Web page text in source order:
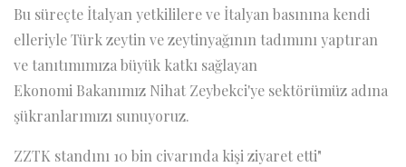
Bu süreçte İtalyan yetkililere ve İtalyan basınına kendi
elleriyle Türk zeytin ve zeytinyağının tadımını yaptıran
ve tanıtımımıza büyük katkı sağlayan
Ekonomi Bakanımız Nihat Zeybekci'ye sektörümüz adına
şükranlarımızı sunuyoruz.
ZZTK standını 10 bin civarında kişi ziyaret etti"